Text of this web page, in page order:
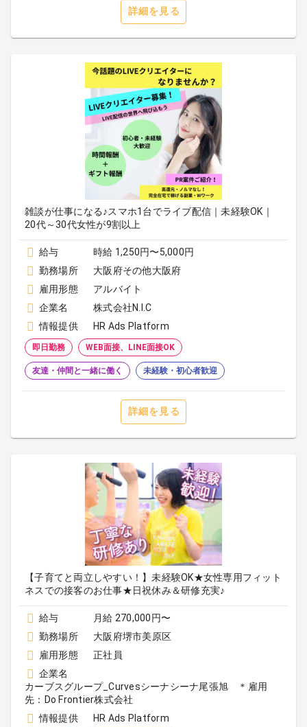
詳細を見る
雑談が仕事になる♪スマホ1台でライブ配信｜未経験OK｜
20代～30代女性が9割以上
給与
時給 1,250円〜5,000円
勤務場所
大阪府その他大阪府
雇用形態
アルバイト
企業名
株式会社N.I.C
情報提供
HR Ads Platform
即日勤務 WEB面接、LINE面接OK
友達・仲間と一緒に働く 未経験・初心者歓迎
詳細を見る
【子育てと両立しやすい！】未経験OK★女性専用フィット
ネスでの接客のお仕事★日祝休み＆研修充実♪
給与
月給 270,000円〜
勤務場所
大阪府堺市美原区
雇用形態
正社員
企業名
カーブスグループ_Curvesシーナシーナ尾張旭 ＊雇用
先：Do Frontier株式会社
情報提供
HR Ads Platform